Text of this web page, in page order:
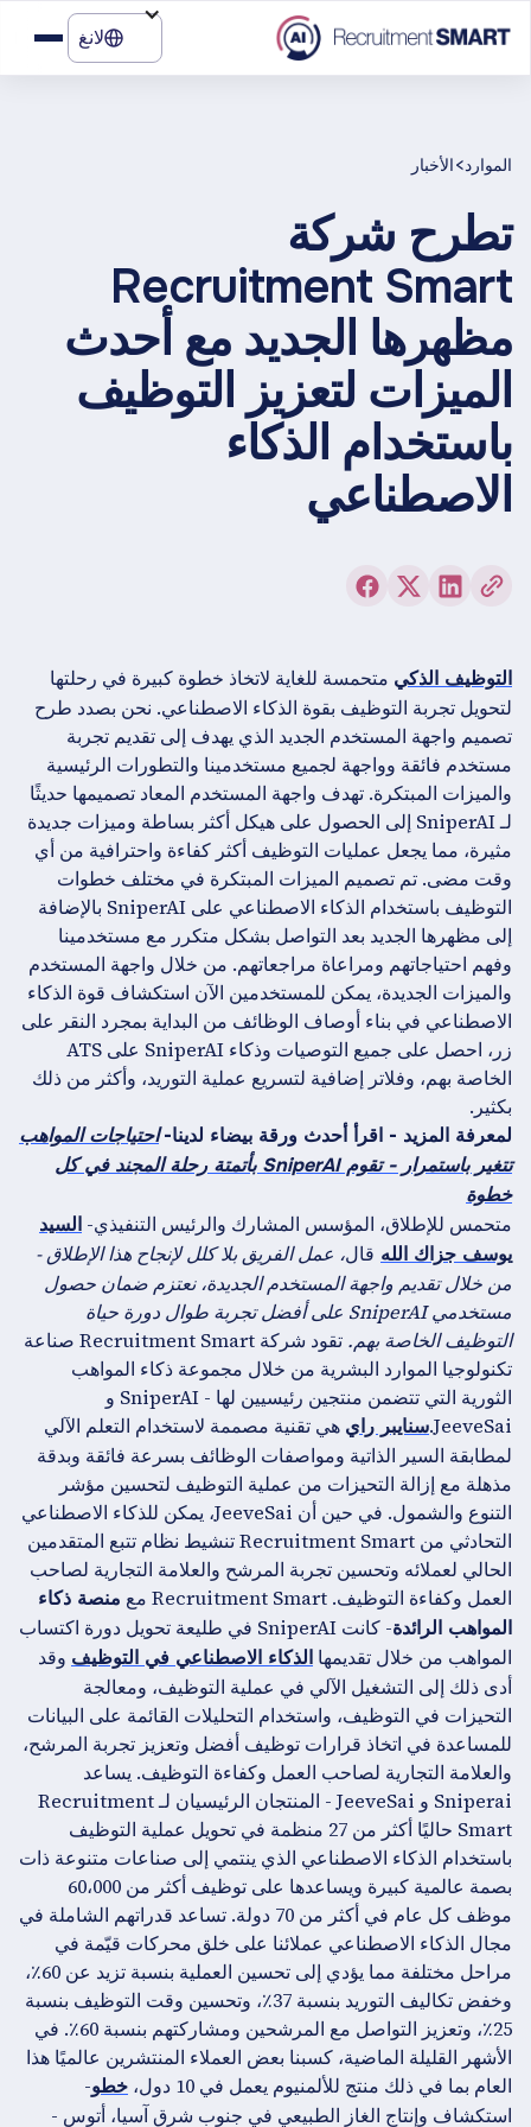
لانغ
الموارد>الأخبار
تطرح شركة
Recruitment Smart
مظهرها الجديد مع أحدث
الميزات لتعزيز التوظيف
باستخدام الذكاء
الاصطناعي
التوظيف الذكيمتحمسة للغاية لاتخاذ خطوة كبيرة في رحلتها
لتحويل تجربة التوظيف بقوة الذكاء الاصطناعي. نحن بصدد طرح
تصميم واجهة المستخدم الجديد الذي يهدف إلى تقديم تجربة
مستخدم فائقة وواجهة لجميع مستخدمينا والتطورات الرئيسية
والميزات المبتكرة. تهدف واجهة المستخدم المعاد تصميمها حديثًا
لـ SniperAI إلى الحصول على هيكل أكثر بساطة وميزات جديدة
مثيرة، مما يجعل عمليات التوظيف أكثر كفاءة واحترافية من أي
وقت مضى. تم تصميم الميزات المبتكرة في مختلف خطوات
التوظيف باستخدام الذكاء الاصطناعي على SniperAI بالإضافة
إلى مظهرها الجديد بعد التواصل بشكل متكرر مع مستخدمينا
وفهم احتياجاتهم ومراعاة مراجعاتهم. من خلال واجهة المستخدم
والميزات الجديدة، يمكن للمستخدمين الآن استكشاف قوة الذكاء
الاصطناعي في بناء أوصاف الوظائف من البداية بمجرد النقر على
زر، احصل على جميع التوصيات وذكاء SniperAI على ATS
الخاصة بهم، وفلاتر إضافية لتسريع عملية التوريد، وأكثر من ذلك
بكثير.
لمعرفة المزيد - اقرأ أحدث ورقة بيضاء لدينا-احتياجات المواهب
تتغير باستمرار - تقوم SniperAI بأتمتة رحلة المجند في كل
خطوة
متحمس للإطلاق، المؤسس المشارك والرئيس التنفيذي-السيد
يوسف جزاك الله قال، عمل الفريق بلا كلل لإنجاح هذا الإطلاق -
من خلال تقديم واجهة المستخدم الجديدة، نعتزم ضمان حصول
مستخدمي SniperAI على أفضل تجربة طوال دورة حياة
التوظيف الخاصة بهم.
تقود شركة Recruitment Smart صناعة
تكنولوجيا الموارد البشرية من خلال مجموعة ذكاء المواهب
الثورية التي تتضمن منتجين رئيسيين لها - SniperAI و
JeeveSai. سنايبر رايهي تقنية مصممة لاستخدام التعلم الآلي
لمطابقة السير الذاتية ومواصفات الوظائف بسرعة فائقة وبدقة
مذهلة مع إزالة التحيزات من عملية التوظيف لتحسين مؤشر
التنوع والشمول. في حين أن JeeveSai، يمكن للذكاء الاصطناعي
التحادثي من Recruitment Smart تنشيط نظام تتبع المتقدمين
الحالي لعملائه وتحسين تجربة المرشح والعلامة التجارية لصاحب
العمل وكفاءة التوظيف. Recruitment Smart مع
منصة ذكاء
المواهب الرائدة
- كانت SniperAI في طليعة تحويل دورة اكتساب
المواهب من خلال تقديمهاالذكاء الاصطناعي في التوظيفوقد
أدى ذلك إلى التشغيل الآلي في عملية التوظيف، ومعالجة
التحيزات في التوظيف، واستخدام التحليلات القائمة على البيانات
للمساعدة في اتخاذ قرارات توظيف أفضل وتعزيز تجربة المرشح،
والعلامة التجارية لصاحب العمل وكفاءة التوظيف. يساعد
Sniperai و JeeveSai - المنتجان الرئيسيان لـ Recruitment
Smart حاليًا أكثر من 27 منظمة في تحويل عملية التوظيف
باستخدام الذكاء الاصطناعي الذي ينتمي إلى صناعات متنوعة ذات
بصمة عالمية كبيرة ويساعدها على توظيف أكثر من 60،000
موظف كل عام في أكثر من 70 دولة. تساعد قدراتهم الشاملة في
مجال الذكاء الاصطناعي عملائنا على خلق محركات قيّمة في
مراحل مختلفة مما يؤدي إلى تحسين العملية بنسبة تزيد عن 60٪،
وخفض تكاليف التوريد بنسبة 37٪، وتحسين وقت التوظيف بنسبة
25٪، وتعزيز التواصل مع المرشحين ومشاركتهم بنسبة 60٪. في
الأشهر القليلة الماضية، كسبنا بعض العملاء المنتشرين عالميًا هذا
العام بما في ذلك منتج للألمنيوم يعمل في 10 دول،
خطو-
استكشاف وإنتاج الغاز الطبيعي في جنوب شرق آسيا، أتوس -